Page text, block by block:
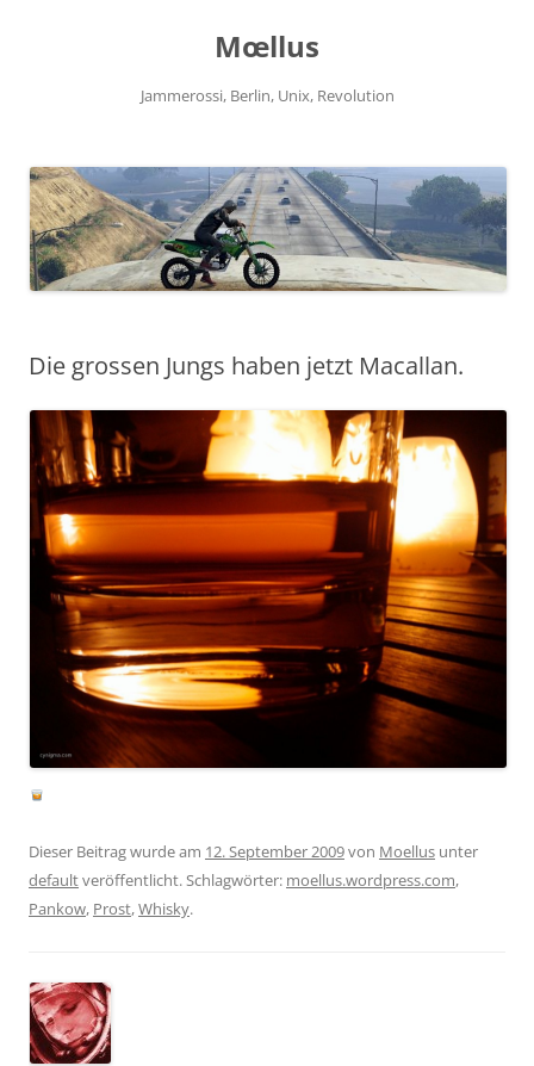
Mœllus
Jammerossi, Berlin, Unix, Revolution
Die grossen Jungs haben jetzt Macallan.
Dieser Beitrag wurde am 12. September 2009von Moellus unter
defaultveröffentlicht. Schlagwörter: moellus.wordpress.com,
Pankow, Prost,Whisky.